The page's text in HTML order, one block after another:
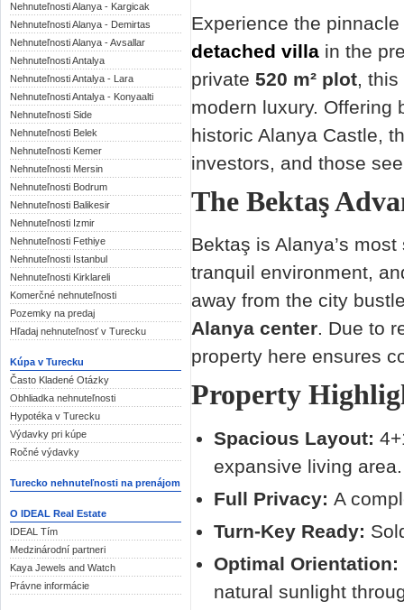
Nehnuteľnosti Alanya - Kargicak
Nehnuteľnosti Alanya - Demirtas
Nehnuteľnosti Alanya - Avsallar
Nehnuteľnosti Antalya
Nehnuteľnosti Antalya - Lara
Nehnuteľnosti Antalya - Konyaalti
Nehnuteľnosti Side
Nehnuteľnosti Belek
Nehnuteľnosti Kemer
Nehnuteľnosti Mersin
Nehnuteľnosti Bodrum
Nehnuteľnosti Balikesir
Nehnuteľnosti Izmir
Nehnuteľnosti Fethiye
Nehnuteľnosti Istanbul
Nehnuteľnosti Kirklareli
Komerčné nehnuteľnosti
Pozemky na predaj
Hľadaj nehnuteľnosť v Turecku
Kúpa v Turecku
Často Kladené Otázky
Obhliadka nehnuteľnosti
Hypotéka v Turecku
Výdavky pri kúpe
Ročné výdavky
Turecko nehnuteľnosti na prenájom
O IDEAL Real Estate
IDEAL Tím
Medzinárodní partneri
Kaya Jewels and Watch
Právne informácie
Experience the
detached villa in the
private 520 m² plot, this
modern luxury. Offering
historic Alanya Castle,
investors, and those
The Bektaş
Bektaş is Alanya’s
tranquil environment,
away from the city
Alanya center. Due to
property here ensures
Property
Spacious Layout:
expansive living area.
Full Privacy: A
Turn-Key Ready:
Optimal Orientation:
natural sunlight